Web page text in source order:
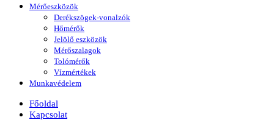
Mérőeszközök
Derékszögek-vonalzók
Hőmérők
Jelölő eszközök
Mérőszalagok
Tolómérők
Vízmértékek
Munkavédelem
Főoldal
Kapcsolat